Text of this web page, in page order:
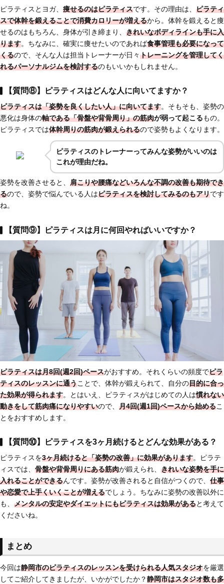
ピラティスとヨガ、 痩せるのはピラティスです。その理由は、 ピラティ
スで体幹を鍛えることで消費カロリーが増えるから。体幹を鍛えると痩
せるのはもちろん、身体が引き締まり、 きれいなボディラインも手に入
ります。ちなみに、確実に痩せたいのであれば食事管理も必要になって
くるので、そんな人は担当トレーナーが日々トレーニングを管理してく
れるパーソナルジムを検討するのもいいかもしれません。
【質問⑧】ピラティスはどんな人に向いてますか？
ピラティスは「姿勢を良くしたい人」に向いてます。そもそも、姿勢の
悪化は身体の軸である「骨盤や背骨周り」の筋肉が弱って起こるもの。
ピラティスでは体幹周りの筋肉が鍛えられるので姿勢もよくなります。
ピラティスのトレーナーってみんな姿勢がいいのは
これが理由だね。
姿勢を改善させると、 肩こりや腰痛などいろんな不調の改善も期待でき
るので、姿勢で悩んでいる人はピラティスを検討してみるのもアリです
ね。
【質問⑨】ピラティスは月に何回やればいいですか？
ピラティスは月8回(週2回)ペースがおすすめ。それくらいの頻度でピラ
ティスのレッスンに通うことで、体幹が鍛えられて、自分の目的に合っ
た効果が得られます。とはいえ、ピラティスがはじめての人は慣れない
動きをして筋肉痛になりやすいので、 月4回(週1回)ペースから始めるこ
とをおすすめします。
【質問⑩】ピラティスを3ヶ月続けるとどんな効果がある？
ピラティスを3ヶ月続けると「姿勢の改善」に効果があります。ピラテ
ィスでは、 骨盤や背骨周りにある筋肉が鍛えられ、 きれいな姿勢を手に
入れることができるんです。姿勢が改善されると自信がつくので、 仕事
や恋愛で上手くいくことが増えるでしょう。ちなみに姿勢の改善以外に
も、 メンタルの安定やダイエットにもピラティスは効果があると考えて
くださいね。
まとめ
今回は静岡市のピラティスのレッスンを受けられる人気スタジオを厳選
してご紹介してきましたが、いかがでしたか？静岡市はスタジオ数も多